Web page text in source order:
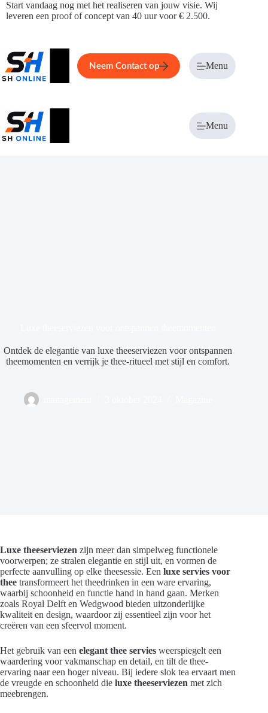
Ga
naar
Start vandaag nog met het realiseren van jouw visie. Wij
leveren een proof of concept van 40 uur voor € 2.500.
Home Service Over ons
Neem Contact op Menu
Menu
Ontdek de elegantie van luxe theeserviezen voor ontspannen
theemomenten en verrijk je thee-ritueel met stijl en comfort.
Luxe theeserviezen zijn meer dan simpelweg functionele
voorwerpen; ze stralen elegantie en stijl uit, en vormen de
perfecte aanvulling op elke theesessie. Een luxe servies voor
thee transformeert het theedrinken in een ware ervaring,
waarbij schoonheid en functie hand in hand gaan. Merken
zoals Royal Delft en Wedgwood bieden uitzonderlijke
kwaliteit en design, waardoor zij essentieel zijn voor het
creëren van een sfeervol moment.
Het gebruik van een elegant thee servies weerspiegelt een
waardering voor vakmanschap en detail, en tilt de thee-
ervaring naar een hoger niveau. Bij iedere slok tea ervaart men
de vreugde en schoonheid die luxe theeserviezen met zich
meebrengen.